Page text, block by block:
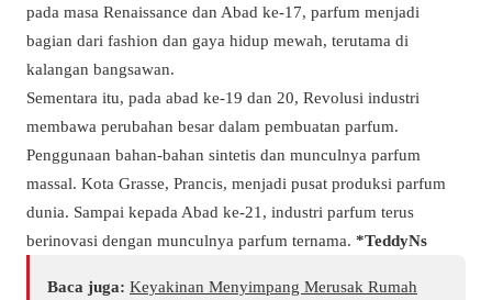
pada masa Renaissance dan Abad ke-17, parfum menjadi
bagian dari fashion dan gaya hidup mewah, terutama di
kalangan bangsawan.
Sementara itu, pada abad ke-19 dan 20, Revolusi industri
membawa perubahan besar dalam pembuatan parfum.
Penggunaan bahan-bahan sintetis dan munculnya parfum
massal. Kota Grasse, Prancis, menjadi pusat produksi parfum
dunia. Sampai kepada Abad ke-21, industri parfum terus
berinovasi dengan munculnya parfum ternama. *TeddyNs
Baca juga: Keyakinan Menyimpang Merusak Rumah